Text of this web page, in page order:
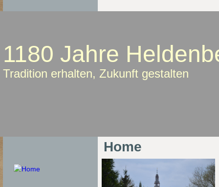
Home
1180 Jahre
Tradition erhalten, Zukunft gestalten